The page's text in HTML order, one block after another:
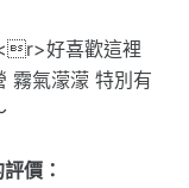
好喜歡這裡
霧氣濛濛 特別有
價：